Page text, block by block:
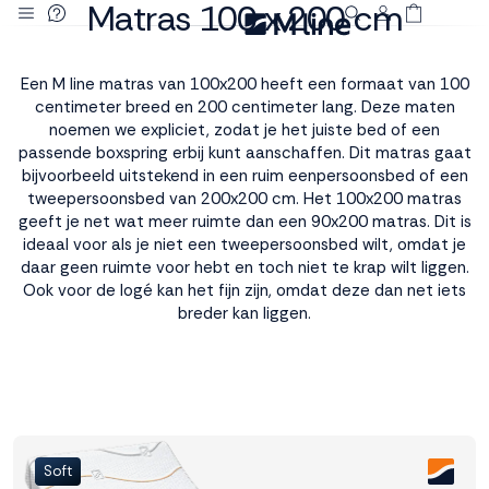
gebruikt
cookies
M line plaatst
functionele,
analytische en
marketing cookies.
Dankzij functionele
cookies werkt de
verbeteren. Via de
marketing cookies
kunnen we jouw
Matras 100 x 200 cm
Een M line matras van 100x200 heeft een formaat van 100
centimeter breed en 200 centimeter lang. Deze maten
noemen we expliciet, zodat je het juiste bed of een
passende boxspring erbij kunt aanschaffen. Dit matras gaat
bijvoorbeeld uitstekend in een ruim eenpersoonsbed of een
tweepersoonsbed van 200x200 cm. Het 100x200 matras
geeft je net wat meer ruimte dan een 90x200 matras. Dit is
ideaal voor als je niet een tweepersoonsbed wilt, omdat je
daar geen ruimte voor hebt en toch niet te krap wilt liggen.
Ook voor de logé kan het fijn zijn, omdat deze dan net iets
breder kan liggen.
Soft